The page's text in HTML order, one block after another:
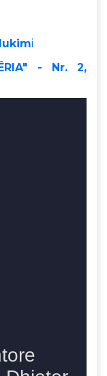
i
- Nr. 2,